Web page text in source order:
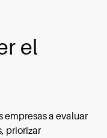
el
empresas a evaluar
priorizar